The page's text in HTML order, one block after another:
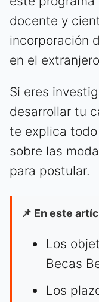
docente y
incorporación
en el
Si eres
desarrollar tu
te explica
sobre las
para postular.
📌 En este
Los
Becas
Los